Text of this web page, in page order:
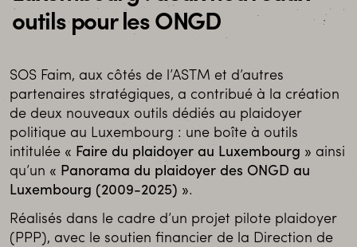
outils pour les ONGD
SOS Faim, aux côtés de l’ASTM et d’autres
partenaires stratégiques, a contribué à la création
de deux nouveaux outils dédiés au plaidoyer
politique au Luxembourg : une boîte à outils
intitulée « Faire du plaidoyer au Luxembourg » ainsi
qu’un « Panorama du plaidoyer des ONGD au
Luxembourg (2009-2025) ».
Réalisés dans le cadre d’un projet pilote plaidoyer
(PPP), avec le soutien financier de la Direction de